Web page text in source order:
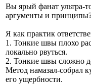
Вы ярый фанат
аргументы и
Я как практик
1. Тонкие швы плохо
локально рвуться.
2. Тонкие швы сложно
Метод намазал-собрал
его ущербности.